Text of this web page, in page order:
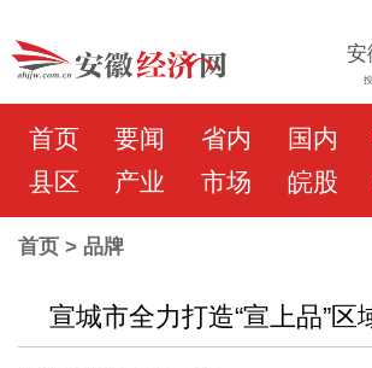
安
首页 要闻 省内 国内
县区
产业 市场 皖股
首页> 品牌
宣城市全力打造“宣上品”区